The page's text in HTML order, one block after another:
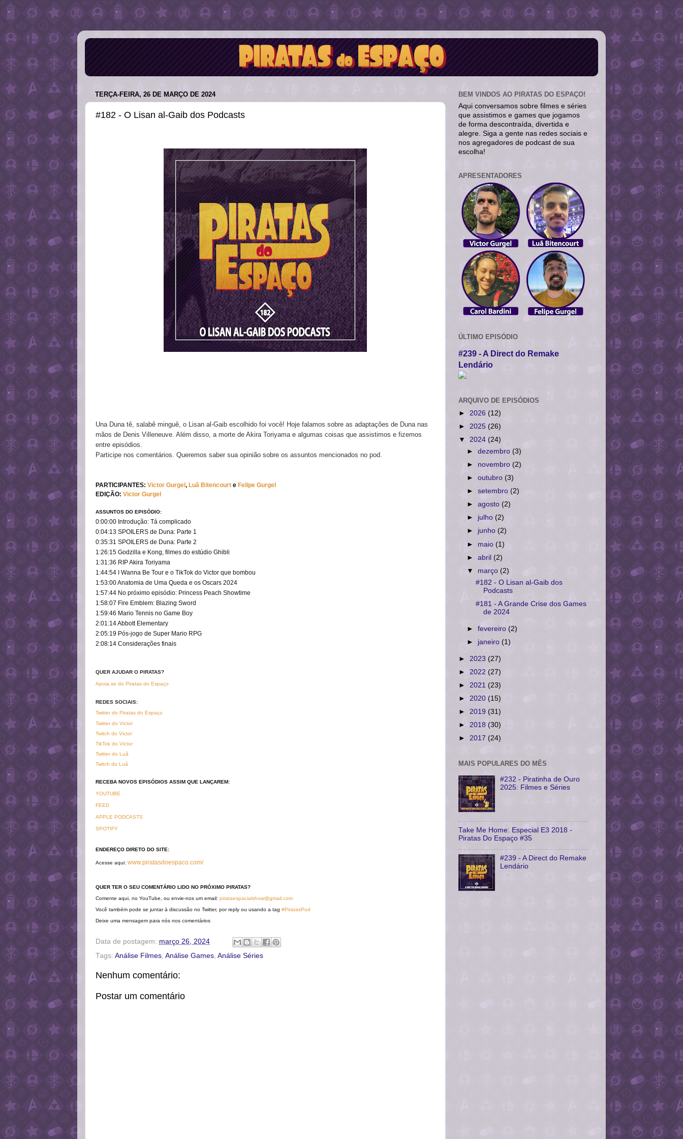
TERÇA-FEIRA, 26 DE MARÇO DE 2024
#182 - O Lisan al-Gaib dos Podcasts
Una Duna tê, salabê minguê, o Lisan al-Gaib escolhido foi você! Hoje falamos sobre as adaptações de Duna nas
mãos de Denis Villeneuve. Além disso, a morte de Akira Toriyama e algumas coisas que assistimos e fizemos
entre episódios.
Participe nos comentários. Queremos saber sua opinião sobre os assuntos mencionados no pod.
PARTICIPANTES: Victor Gurgel, Luã Bitencourt e Felipe Gurgel
EDIÇÃO: Victor Gurgel
ASSUNTOS DO EPISÓDIO:
0:00:00 Introdução: Tá complicado
0:04:13 SPOILERS de Duna: Parte 1
0:35:31 SPOILERS de Duna: Parte 2
1:26:15 Godzilla e Kong, filmes do estúdio Ghibli
1:31:36 RIP Akira Toriyama
1:44:54 I Wanna Be Tour e o TikTok do Victor que bombou
1:53:00 Anatomia de Uma Queda e os Oscars 2024
1:57:44 No próximo episódio: Princess Peach Showtime
1:58:07 Fire Emblem: Blazing Sword
1:59:46 Mario Tennis no Game Boy
2:01:14 Abbott Elementary
2:05:19 Pós-jogo de Super Mario RPG
2:08:14 Considerações finais
QUER AJUDAR O PIRATAS?
Apoia.se do Piratas do Espaço
REDES SOCIAIS:
Twitter do Piratas do Espaço
Twitter do Victor
Twitch do Victor
TikTok do Victor
Twitter do Luã
Twitch do Luã
RECEBA NOVOS EPISÓDIOS ASSIM QUE LANÇAREM:
YOUTUBE
FEED
APPLE PODCASTS
SPOTIFY
ENDEREÇO DIRETO DO SITE:
Acesse aqui: www.piratasdoespaco.com/
QUER TER O SEU COMENTÁRIO LIDO NO PRÓXIMO PIRATAS?
Comente aqui, no YouTube, ou envie-nos um email: pirataespacialshow@gmail.com
Você também pode se juntar à discussão no Twitter, por reply ou usando a tag #PiratasPod
Deixe uma mensagem para nós nos comentários
Data de postagem: março 26, 2024
Tags: Análise Filmes Análise Games Análise Séries
Nenhum comentário:
Postar um comentário
BEM VINDOS AO PIRATAS DO ESPAÇO!
Aqui conversamos sobre filmes e séries
que assistimos e games que jogamos
de forma descontraída, divertida e
alegre. Siga a gente nas redes sociais e
nos agregadores de podcast de sua
escolha!
APRESENTADORES
ÚLTIMO EPISÓDIO
#239 - A Direct do Remake
Lendário
ARQUIVO DE EPISÓDIOS
► 2026 (12)
► 2025 (26)
▼ 2024 (24)
►dezembro(3)
► novembro (2)
►outubro (3)
►setembro(2)
►agosto(2)
► julho (2)
► junho(2)
► maio(1)
►abril(2)
▼ março (2)
#182 - O Lisan al-Gaib dos
Podcasts
#181 - A Grande Crise dos Games
de 2024
►fevereiro(2)
► janeiro(1)
► 2023 (27)
► 2022 (27)
► 2021 (23)
► 2020 (15)
► 2019 (31)
► 2018 (30)
► 2017 (24)
MAIS POPULARES DO MÊS
#232 - Piratinha de Ouro
2025: Filmes e Séries
Take Me Home: Especial E3 2018 -
Piratas Do Espaço #35
#239 - A Direct do Remake
Lendário